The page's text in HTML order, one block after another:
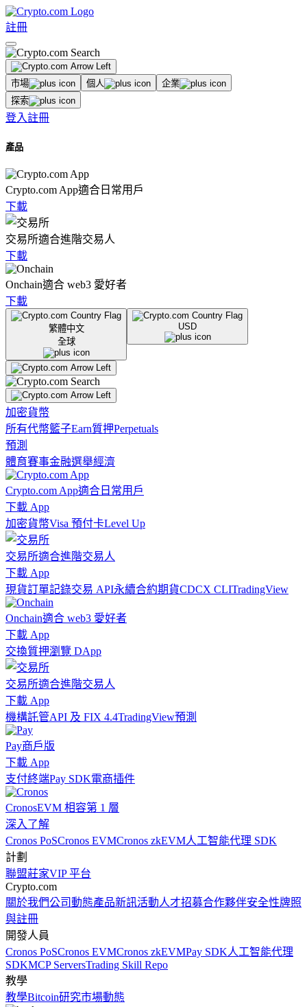
註冊
市場 個人
企業
探索
登入註冊
產品
Crypto.com App適合日常用戶
下載
交易所適合進階交易人
下載
Onchain適合 web3 愛好者
下載
繁體中文
全球
USD
加密貨幣
所有代幣籃子Earn質押Perpetuals
預測
體育賽事金融選舉經濟
Crypto.com App適合日常用戶
下載 App
加密貨幣Visa 預付卡Level Up
交易所適合進階交易人
下載 App
現貨訂單記錄交易 API永續合約期貨CDCX CLITradingView
Onchain適合 web3 愛好者
下載 App
交換質押瀏覽 DApp
交易所適合進階交易人
下載 App
機構託管API 及 FIX 4.4TradingView預測
Pay商戶版
下載 App
支付終端Pay SDK電商插件
CronosEVM 相容第 1 層
深入了解
Cronos PoSCronos EVMCronos zkEVM人工智能代理 SDK
計劃
聯盟莊家VIP 平台
Crypto.com
關於我們公司動態產品新訊活動人才招募合作夥伴安全性牌照
與註冊
開發人員
Cronos PoSCronos EVMCronos zkEVMPay SDK人工智能代理
SDKMCP ServersTrading Skill Repo
教學
教學Bitcoin研究市場動態